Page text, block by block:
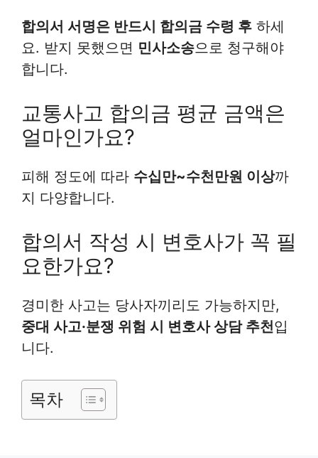
합의서 서명은 반드시 합의금 수령 후 하세
요. 받지 못했으면 민사소송으로 청구해야
합니다.
교통사고 합의금 평균 금액은
얼마인가요?
피해 정도에 따라 수십만~수천만원 이상까
지 다양합니다.
합의서 작성 시 변호사가 꼭 필
요한가요?
경미한 사고는 당사자끼리도 가능하지만,
중대 사고·분쟁 위험 시 변호사 상담 추천입
니다.
목차